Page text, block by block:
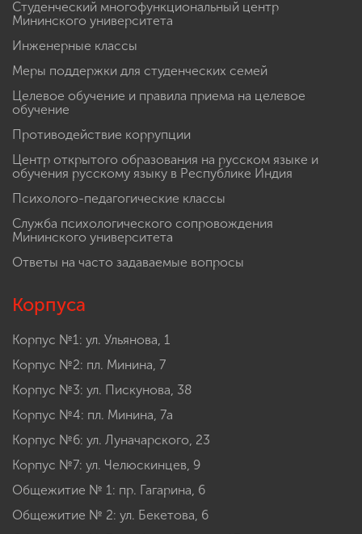
Подготовительные курсы 2024-2025
Мининского университета
Инженерные классы
Меры поддержки для студенческих семей
обучение
Противодействие коррупции
обучения русскому языку в Республике Индия
Психолого-педагогические классы
Мининского университета
Корпуса
Корпус №1: ул. Ульянова, 1
Корпус №2: пл. Минина, 7
Корпус №3: ул. Пискунова, 38
Корпус №4: пл. Минина, 7а
Корпус №6: ул. Луначарского, 23
Корпус №7: ул. Челюскинцев, 9
Общежитие № 1: пр. Гагарина, 6